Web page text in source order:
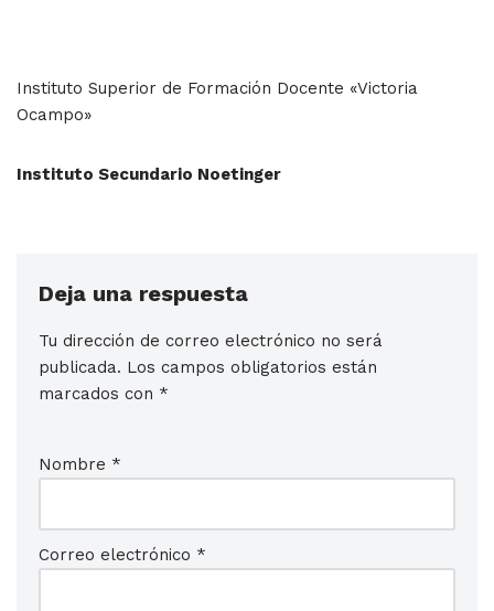
Instituto Superior de Formación Docente «Victoria
Ocampo»
Instituto Secundario Noetinger
Deja una respuesta
Tu dirección de correo electrónico no será
publicada. Los campos obligatorios están
marcados con *
Nombre *
Correo electrónico *